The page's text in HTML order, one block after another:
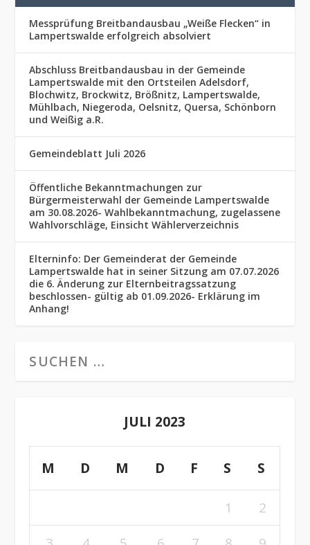
Messprüfung Breitbandausbau „Weiße Flecken“ in
Lampertswalde erfolgreich absolviert
Abschluss Breitbandausbau in der Gemeinde
Lampertswalde mit den Ortsteilen Adelsdorf,
Blochwitz, Brockwitz, Brößnitz, Lampertswalde,
Mühlbach, Niegeroda, Oelsnitz, Quersa, Schönborn
und Weißig a.R.
Gemeindeblatt Juli 2026
Öffentliche Bekanntmachungen zur
Bürgermeisterwahl der Gemeinde Lampertswalde
am 30.08.2026- Wahlbekanntmachung, zugelassene
Wahlvorschläge, Einsicht Wählerverzeichnis
Elterninfo: Der Gemeinderat der Gemeinde
Lampertswalde hat in seiner Sitzung am 07.07.2026
die 6. Änderung zur Elternbeitragssatzung
beschlossen- gültig ab 01.09.2026- Erklärung im
Anhang!
JULI 2023
M D M D F S S
1
2